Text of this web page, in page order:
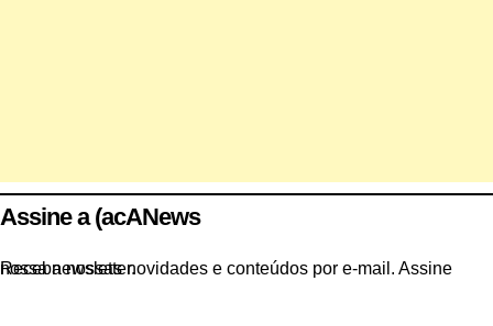
Assine a (acANews
Receba nossas novidades e conteúdos por e-mail. Assine nossa newsletter.